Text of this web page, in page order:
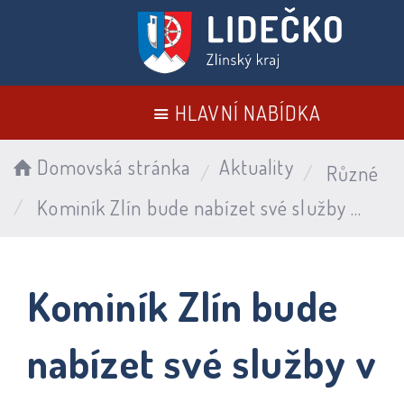
HLAVNÍ NABÍDKA
Domovská stránka Aktuality
Různé
Kominík Zlín bude nabízet své služby v naší obci do 30. 6. 2026
Kominík Zlín bude
nabízet své služby v